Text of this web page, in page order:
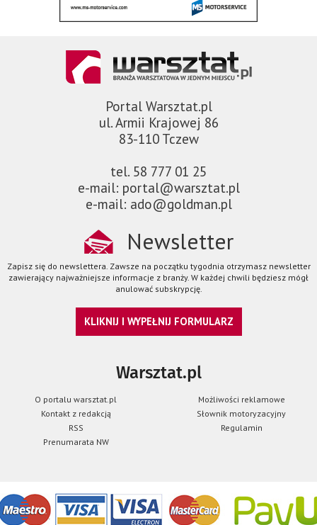
Portal Warsztat.pl
ul. Armii Krajowej 86
83-110 Tczew
tel. 58 777 01 25
e-mail: portal@warsztat.pl
e-mail: ado@goldman.pl
Newsletter
Zapisz się do newslettera. Zawsze na początku tygodnia otrzymasz newsletter
zawierający najważniejsze informacje z branży. W każdej chwili będziesz mógł
anulować subskrypcję.
KLIKNIJ I WYPEŁNIJ FORMULARZ
Warsztat.pl
O portalu warsztat.pl
Możliwości reklamowe
Kontakt z redakcją
Słownik motoryzacyjny
RSS
Regulamin
Prenumarata NW